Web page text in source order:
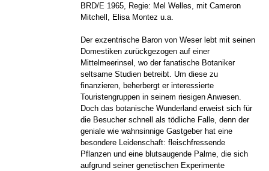
BRD/E 1965, Regie: Mel Welles, mit Cameron
Mitchell, Elisa Montez u.a.
Der exzentrische Baron von Weser lebt mit seinen
Domestiken zurückgezogen auf einer
Mittelmeerinsel, wo der fanatische Botaniker
seltsame Studien betreibt. Um diese zu
finanzieren, beherbergt er interessierte
Touristengruppen in seinem riesigen Anwesen.
Doch das botanische Wunderland erweist sich für
die Besucher schnell als tödliche Falle, denn der
geniale wie wahnsinnige Gastgeber hat eine
besondere Leidenschaft: fleischfressende
Pflanzen und eine blutsaugende Palme, die sich
aufgrund seiner genetischen Experimente